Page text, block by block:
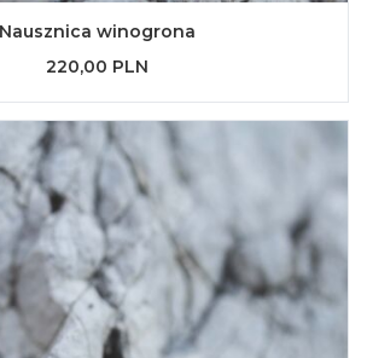
Nausznica winogrona
220,00 PLN